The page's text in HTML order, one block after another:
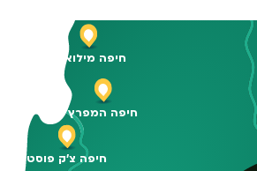
חיפה צ'ק פוסט
חיפה המפרץ
חיפה מילואות